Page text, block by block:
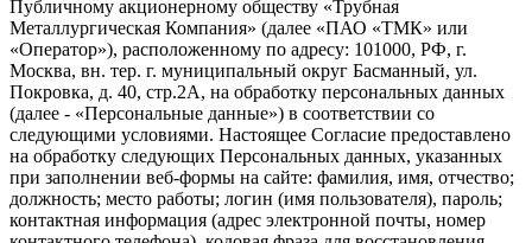
Публичному акционерному обществу «Трубная
Металлургическая Компания» (далее «ПАО «ТМК» или
«Оператор»), расположенному по адресу: 101000, РФ, г.
Москва, вн. тер. г. муниципальный округ Басманный, ул.
Покровка, д. 40, стр.2А, на обработку персональных данных
(далее - «Персональные данные») в соответствии со
следующими условиями. Настоящее Согласие предоставлено
на обработку следующих Персональных данных, указанных
при заполнении веб-формы на сайте: фамилия, имя, отчество;
должность; место работы; логин (имя пользователя), пароль;
контактная информация (адрес электронной почты, номер